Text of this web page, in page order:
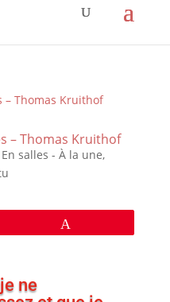
– Thomas Kruithof
En salles - À la une,
ne